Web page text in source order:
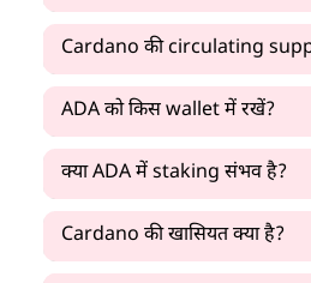
Cardano की circulating
ADA को किस wallet में रखें?
क्या ADA में staking संभव है?
Cardano की खासियत क्या है?